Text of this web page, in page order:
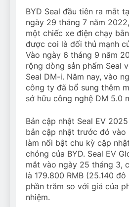
BYD Seal đầu tiên ra mắt
ngày 29 tháng 7 năm
một chiếc xe điện chạy
được coi là đối thủ mạnh
Vào ngày 6 tháng 9 năm
rộng dòng sản phẩm Seal
Seal DM-i. Năm nay, vào
công ty đã bổ sung thêm
sở hữu công nghệ DM 5.0
Bản cập nhật Seal EV
bản cập nhật trước đó vào
làm nổi bật chu kỳ cập
chóng của BYD. Seal EV
mắt vào ngày 25 tháng 3,
là 179.800 RMB (25.140
phần trăm so với giá của
nhiệm.